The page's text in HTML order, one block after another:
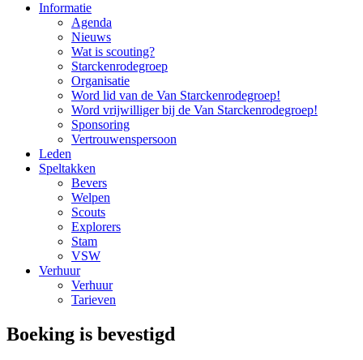
Informatie
Agenda
Nieuws
Wat is scouting?
Starckenrodegroep
Organisatie
Word lid van de Van Starckenrodegroep!
Word vrijwilliger bij de Van Starckenrodegroep!
Sponsoring
Vertrouwenspersoon
Leden
Speltakken
Bevers
Welpen
Scouts
Explorers
Stam
VSW
Verhuur
Verhuur
Tarieven
Boeking is bevestigd